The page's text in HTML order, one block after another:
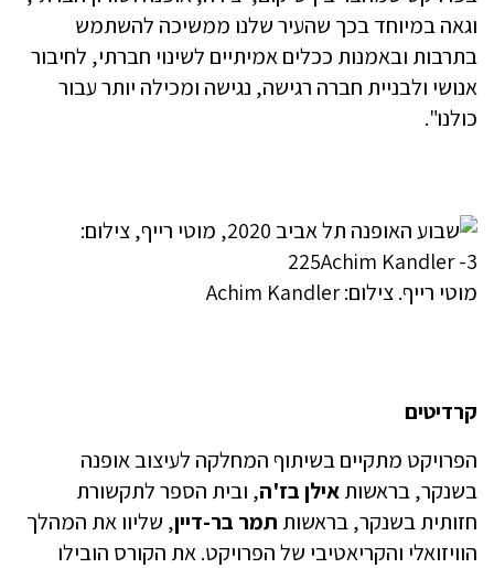
וגאה במיוחד בכך שהעיר שלנו ממשיכה להשתמש
בתרבות ובאמנות ככלים אמיתיים לשינוי חברתי, לחיבור
אנושי ולבניית חברה רגישה, נגישה ומכילה יותר עבור
כולנו".
מוטי רייף. צילום: Achim Kandler
קרדיטים
הפרויקט מתקיים בשיתוף המחלקה לעיצוב אופנה
בשנקר, בראשותאילן בז'ה, ובית הספר לתקשורת
חזותית בשנקר, בראשות תמר בר-דיין, שליוו את המהלך
הוויזואלי והקריאטיבי של הפרויקט. את הקורס הובילו